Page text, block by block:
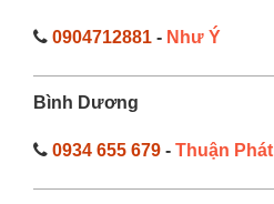
0904712881 - Như Ý
Bình Dương
0934 655 679 - Thuận Phát